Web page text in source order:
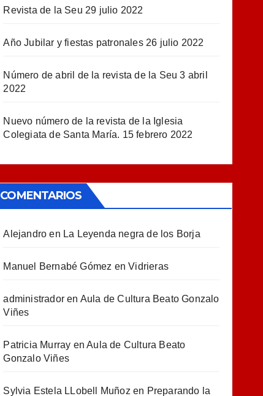
Revista de la Seu 29 julio 2022
Año Jubilar y fiestas patronales 26 julio 2022
Número de abril de la revista de la Seu 3 abril
2022
Nuevo número de la revista de la Iglesia
Colegiata de Santa María. 15 febrero 2022
COMENTARIOS
Alejandro en La Leyenda negra de los Borja
Manuel Bernabé Gómez enVidrieras
administradoren Aula de Cultura Beato Gonzalo
Viñes
Patricia Murray enAula de Cultura Beato
Gonzalo Viñes
Sylvia Estela LLobell Muñoz en Preparando la